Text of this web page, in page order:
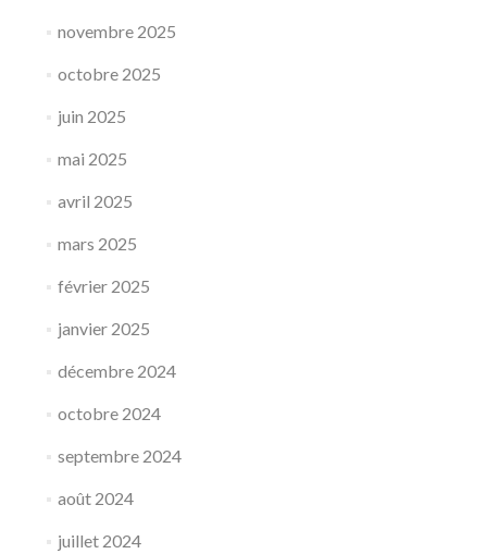
novembre 2025
octobre 2025
juin 2025
mai 2025
avril 2025
mars 2025
février 2025
janvier 2025
décembre 2024
octobre 2024
septembre 2024
août 2024
juillet 2024